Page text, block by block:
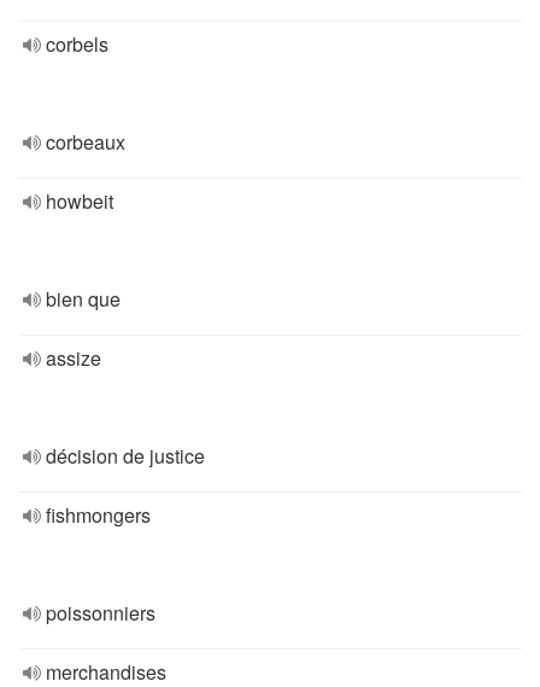
corbels
corbeaux
howbeit
bien que
assize
décision de justice
fishmongers
poissonniers
merchandises